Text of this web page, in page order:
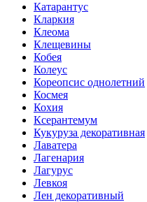
Катарантус
Кларкия
Клеома
Клещевины
Кобея
Колеус
Кореопсис однолетний
Космея
Кохия
Ксерантемум
Кукуруза декоративная
Лаватера
Лагенария
Лагурус
Левкоя
Лен декоративный